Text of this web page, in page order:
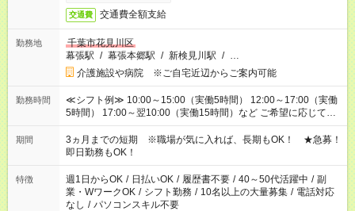
交通費 交通費全額支給
勤務地
千葉市花見川区
幕張駅 / 幕張本郷駅 / 新検見川駅 / …
介護施設や病院 ※ご自宅近辺からご案内可能
勤務時間
≪シフト例≫ 10:00～15:00（実働5時間） 12:00～17:00（実働
5時間） 17:00～翌10:00（実働15時間）など ご希望に応じて、
働く時間は調整できます！ お気軽に担当へ相談ください！
期間
3ヵ月までの短期 ※職場が気に入れば、長期もOK！ ★急募！
即日勤務もOK！
特徴 週1日からOK / 日払いOK / 履歴書不要 / 40～50代活躍中 / 副
業・WワークOK / シフト勤務 / 10名以上の大量募集 / 電話対応
なし / パソコンスキル不要